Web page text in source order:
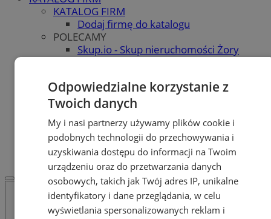
KATALOG FIRM
Dodaj firmę do katalogu
POLECAMY
Skup.io - Skup nieruchomości Żory
Dodaj ogłoszenie
POLECAMY
Protocol IT
Pracuj.pl - praca w Żorach
REKLAMA
WSPÓŁPRACA
Odpowiedzialne korzystanie z
Twoich danych
My i nasi partnerzy używamy plików cookie i
podobnych technologii do przechowywania i
uzyskiwania dostępu do informacji na Twoim
urządzeniu oraz do przetwarzania danych
osobowych, takich jak Twój adres IP, unikalne
identyfikatory i dane przeglądania, w celu
wyświetlania spersonalizowanych reklam i